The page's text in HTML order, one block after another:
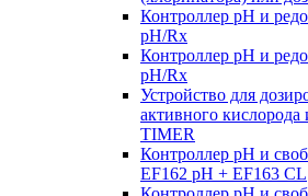
Контроллер рН и
pH/Rx
Контроллер рН и
pH/Rx
Устройство для
активного
TIMER
Контроллер рН и
EF162 pH + EF163 CL